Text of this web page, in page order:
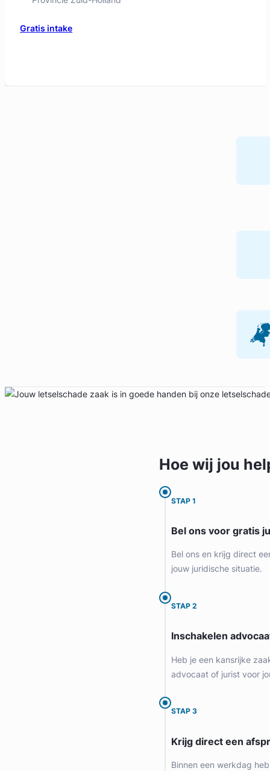
Hoe wij jou
STAP 1
Bel ons voor gratis
Bel ons en krijg direct
jouw juridische situatie.
STAP 2
Inschakelen
Heb je een kansrijke
advocaat of jurist voor
STAP 3
Krijg direct een
Binnen een werkdag